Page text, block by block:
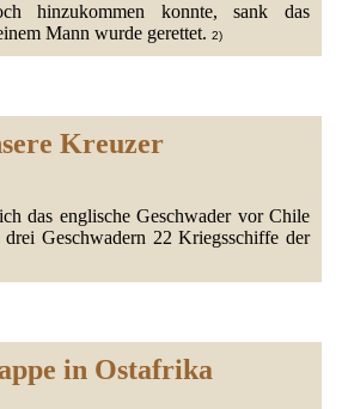
hinzukommen konnte, sank das
Mann wurde gerettet. 2)
Kreuzer
das englische Geschwader vor Chile
Geschwadern 22 Kriegsschiffe der
in Ostafrika